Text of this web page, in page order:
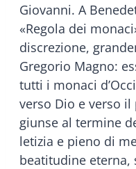
Giovanni. A
«Regola dei
discrezione,
Gregorio Magno:
tutti i monaci
verso Dio e verso
giunse al termine
letizia e pieno di
beatitudine eterna,